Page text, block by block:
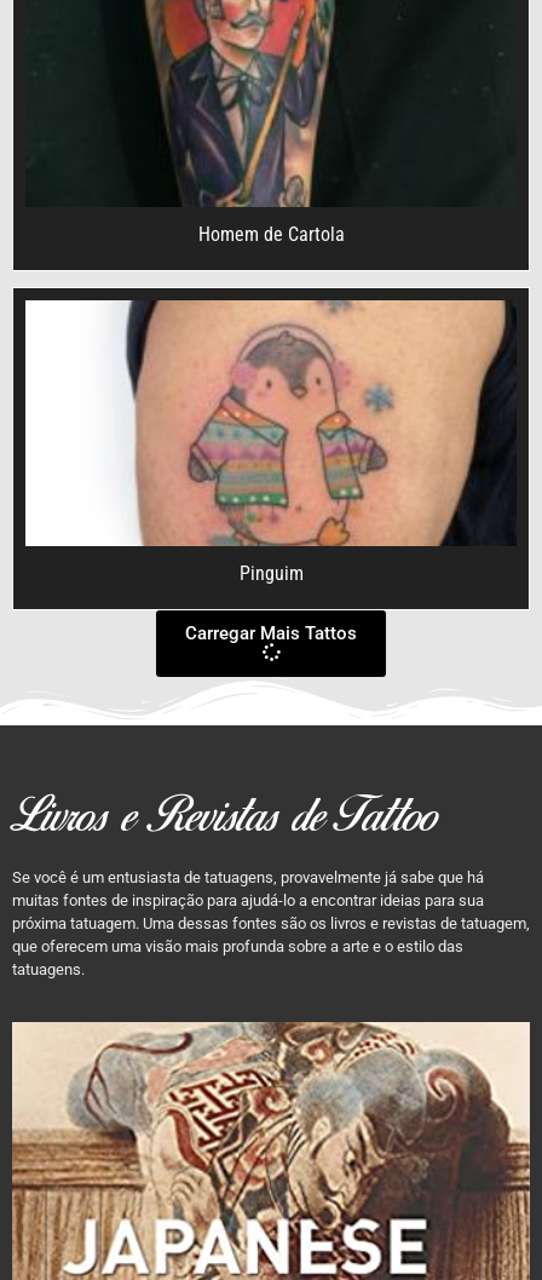
Homem de Cartola
Pinguim
Carregar Mais Tattos
Livros e Revistas de Tattoo
Se você é um entusiasta de tatuagens, provavelmente já sabe que há
muitas fontes de inspiração para ajudá-lo a encontrar ideias para sua
próxima tatuagem. Uma dessas fontes são os livros e revistas de tatuagem,
que oferecem uma visão mais profunda sobre a arte e o estilo das
tatuagens.